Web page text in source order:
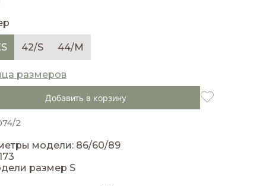
42/S 44/M
размеров
Добавить в корзину
2
модели: 86/60/89
размер S